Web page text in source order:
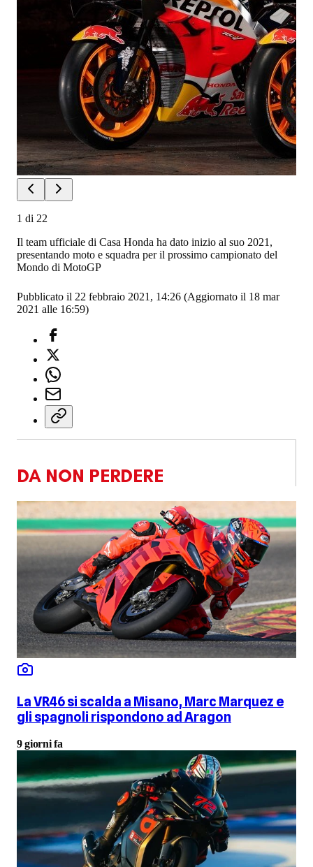
1 di 22
Il team ufficiale di Casa Honda ha dato inizio al suo 2021,
presentando moto e squadra per il prossimo campionato del
Mondo di MotoGP
Pubblicato il 22 febbraio 2021, 14:26 (Aggiornato il 18 mar
2021 alle 16:59)
DA NON PERDERE
La VR46 si scalda a Misano, Marc Marquez e
gli spagnoli rispondono ad Aragon
9 giorni fa